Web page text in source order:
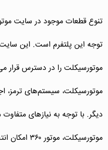
توجه این پلتفرم است. این
موتورسیکلت را در دسترس قرار
موتورسیکلت، سیستم‌های ترمز،
دیگر. با توجه به نیازهای
موتورسیکلت،